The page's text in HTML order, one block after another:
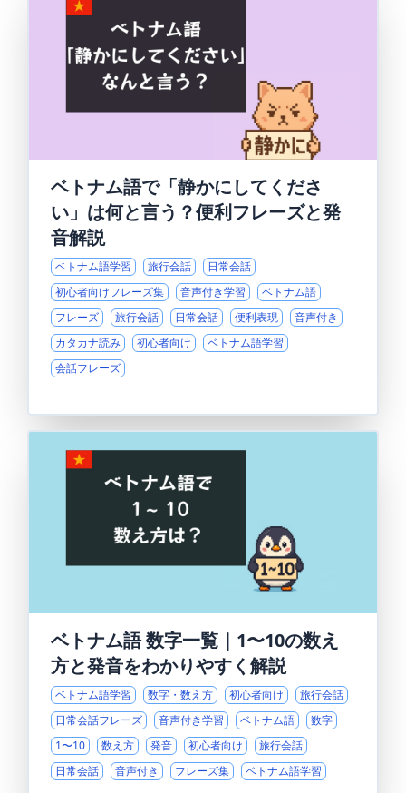
ベトナム語で「静かにしてくださ
い」は何と言う？便利フレーズと発
音解説
ベトナム語学習 旅行会話
日常会話
初心者向けフレーズ集
音声付き学習
ベトナム語
フレーズ
旅行会話 日常会話 便利表現
音声付き
カタカナ読み
初心者向け
ベトナム語学習
会話フレーズ
ベトナム語 数字一覧｜1〜10の数え
方と発音をわかりやすく解説
ベトナム語学習 数字・数え方 初心者向け
旅行会話
日常会話フレーズ
音声付き学習 ベトナム語
数字
1〜10
数え方 発音 初心者向け
旅行会話
日常会話
音声付き フレーズ集 ベトナム語学習